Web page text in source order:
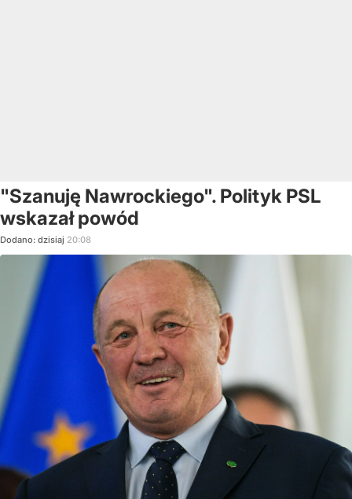
"Szanuję Nawrockiego". Polityk PSL
wskazał powód
Dodano: dzisiaj 20:08